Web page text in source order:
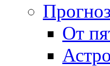
От